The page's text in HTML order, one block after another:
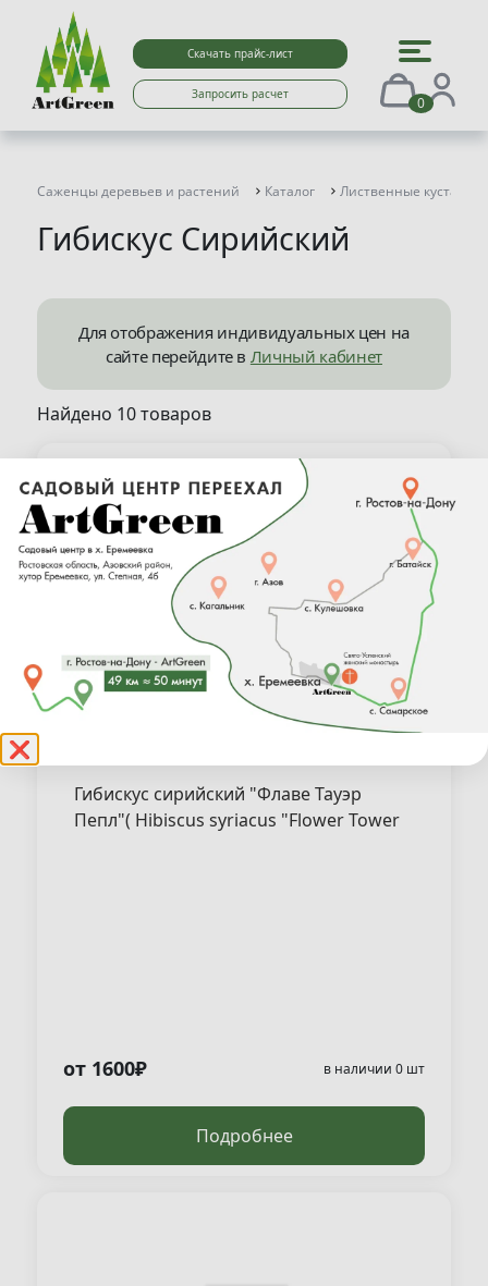
❌
Скачать прайс-лист
Запросить расчет 0
Саженцы деревьев и растений Каталог Лиственные
Гибискус Сирийский
Для отображения индивидуальных цен на
сайте перейдите в Личный кабинет
Найдено 10 товаров
Гибискус сирийский "Флаве Тауэр
Пепл"( Hibiscus syriacus "Flower Tower
от 1600₽ в наличии 0 шт
Подробнее